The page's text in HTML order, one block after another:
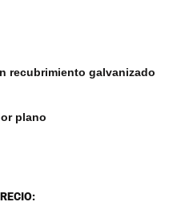
recubrimiento galvanizado
plano